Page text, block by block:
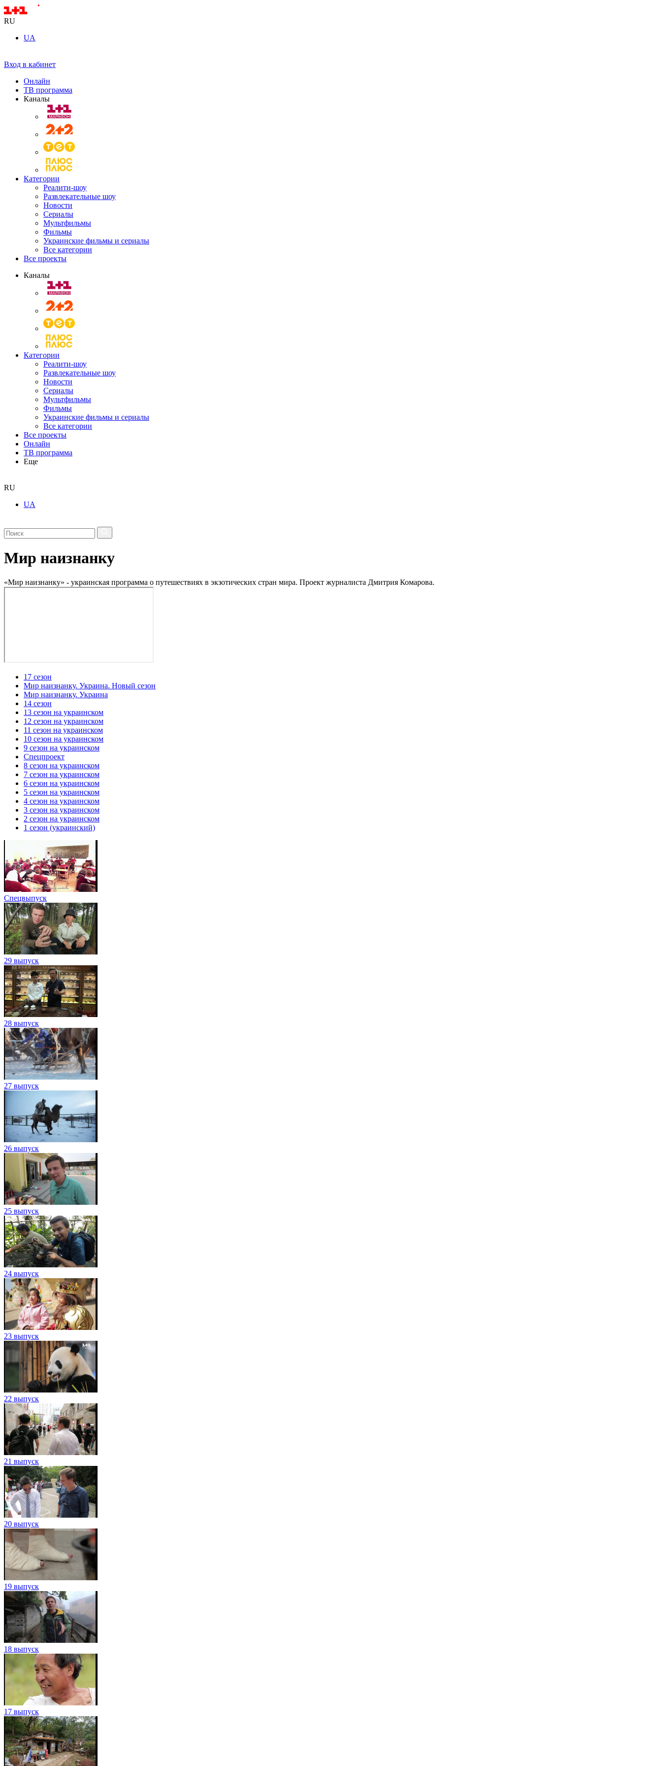
RU
UA
Вход в кабинет
Онлайн
ТВ программа
Каналы
Категории
Реалити-шоу
Развлекательные шоу
Новости
Сериалы
Мультфильмы
Фильмы
Украинские фильмы и сериалы
Все категории
Все проекты
Каналы
Категории
Реалити-шоу
Развлекательные шоу
Новости
Сериалы
Мультфильмы
Фильмы
Украинские фильмы и сериалы
Все категории
Все проекты
Онлайн
ТВ программа
Еще
RU
UA
Мир наизнанку
«Мир наизнанку» - украинская программа о путешествиях в экзотических стран мира. Проект журналиста Дмитрия Комарова.
17 сезон
Мир наизнанку. Украина. Новый сезон
Мир наизнанку. Украина
14 сезон
13 сезон на украинском
12 сезон на украинском
11 сезон на украинском
10 сезон на украинском
9 сезон на украинском
Спецпроект
8 сезон на украинском
7 сезон на украинском
6 сезон на украинском
5 сезон на украинском
4 сезон на украинском
3 сезон на украинском
2 сезон на украинском
1 сезон (украинский)
Спецвыпуск
29 выпуск
28 выпуск
27 выпуск
26 выпуск
25 выпуск
24 выпуск
23 выпуск
22 выпуск
21 выпуск
20 выпуск
19 выпуск
18 выпуск
17 выпуск